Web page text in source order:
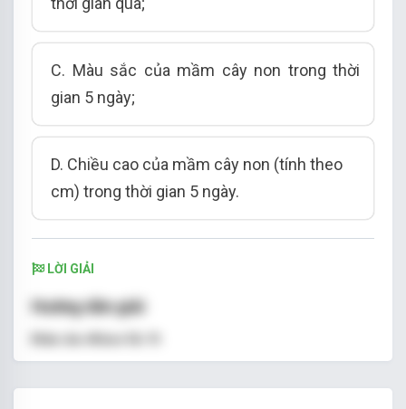
C. Màu sắc của mầm cây non trong thời
gian 5 ngày;
D. Chiều cao của mầm cây non (tính theo
cm) trong thời gian 5 ngày.
LỜI GIẢI
Hướng dẫn giải